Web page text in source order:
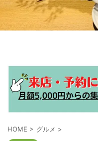
HOME > グルメ >